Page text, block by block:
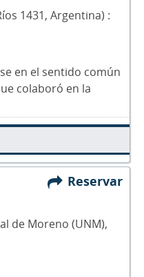
1431, Argentina) :
en el sentido común
colaboró en la
Reservar
de Moreno (UNM),